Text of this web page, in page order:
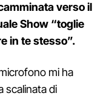
verso il
Show “toglie
in te stesso”.
mi ha
scalinata di